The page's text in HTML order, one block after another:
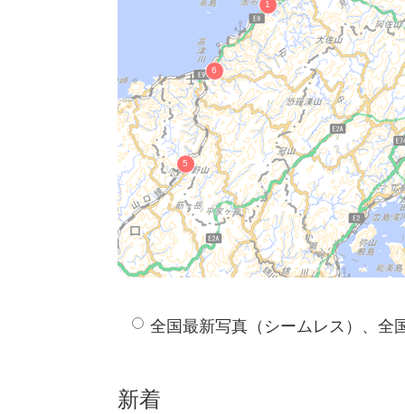
中須東原遺跡
スクモ塚古墳
永久鉱山跡
津和野藩主亀井家墓所
富田城跡
出雲国山陰道跡
松江藩主松平家墓所
鞆ヶ浦
石銀集落跡
石見銀山遺跡 宮ノ前地区
松江城
佐太講武貝塚
小泉八雲旧居
田儀櫻井家たたら製鉄遺跡（越堂たた
隠岐国分寺境内
全国最新写真（シームレス）、全
新着